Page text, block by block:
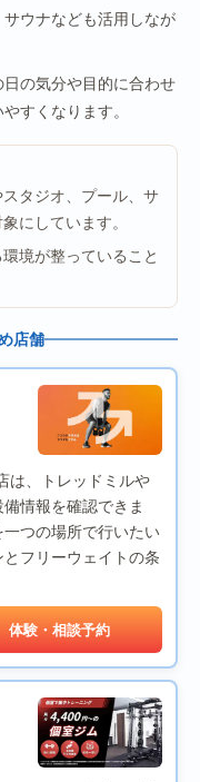
ウナなども活用しなが
の気分や目的に合わせ
すくなります。
タジオ、プール、サ
にしています。
境が整っていること
店舗
は、トレッドミルや
情報を確認できま
つの場所で行いたい
フリーウェイトの条
体験・相談予約